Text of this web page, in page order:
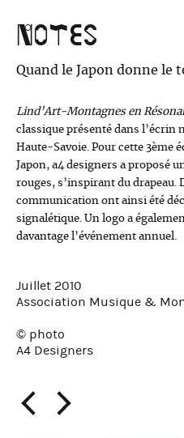
Notes
Quand le Japon donne le
Lind’Art-Montagnes en
classique présenté dans l’écrin
Haute-Savoie. Pour cette 3ème
Japon, a4 designers a proposé
rouges, s’inspirant du drapeau.
communication ont ainsi été
signalétique. Un logo a
davantage l’événement annuel.
Juillet 2010
Association Musique &
© photo
A4 Designers